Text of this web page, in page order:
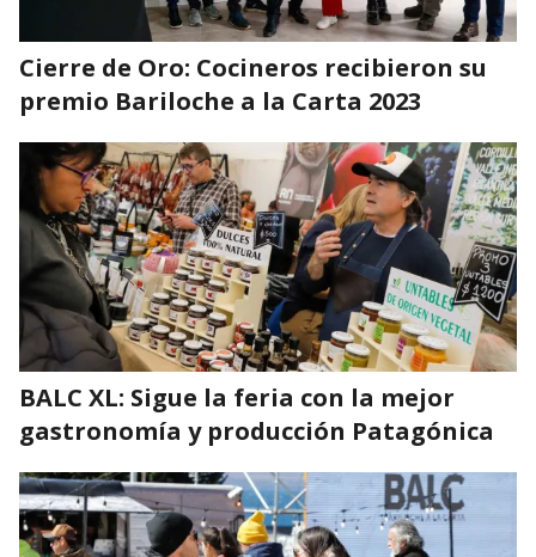
Cierre de Oro: Cocineros recibieron su
premio Bariloche a la Carta 2023
BALC XL: Sigue la feria con la mejor
gastronomía y producción Patagónica